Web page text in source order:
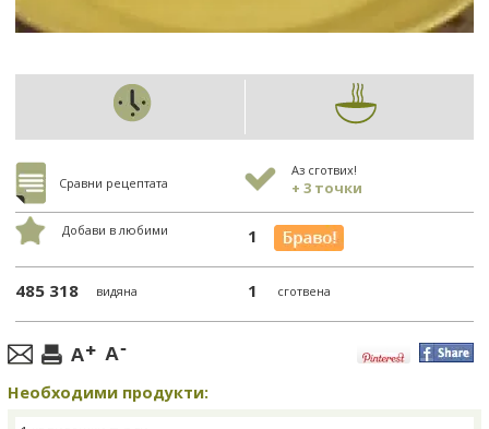
Сравни рецептата
Аз сготвих!
+ 3 точки
Добави в любими 1
485 318 видяна 1 сготвена
Необходими продукти: